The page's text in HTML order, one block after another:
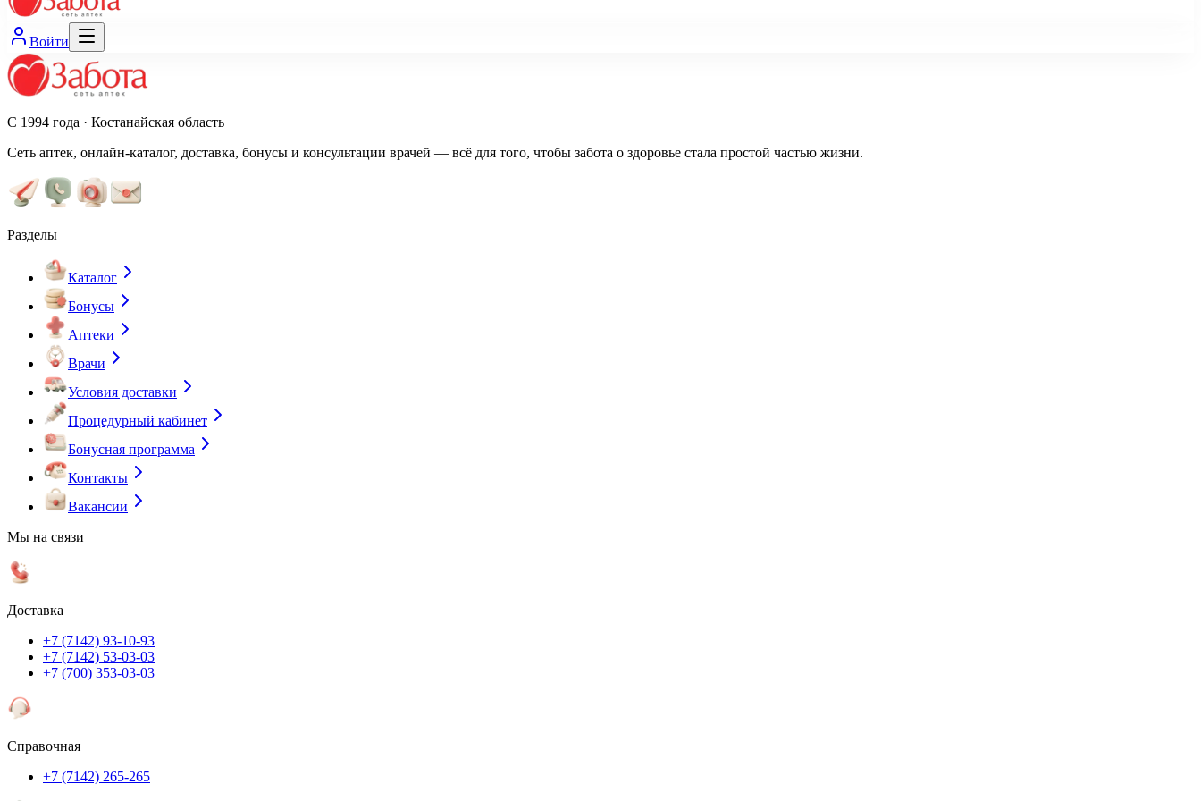
Войти
С 1994 года · Костанайская область
Сеть аптек, онлайн-каталог, доставка, бонусы и консультации врачей — всё для того, чтобы забота о здоровье стала простой частью жизни.
Разделы
Каталог
Бонусы
Аптеки
Врачи
Условия доставки
Процедурный кабинет
Бонусная программа
Контакты
Вакансии
Мы на связи
Доставка
+7 (7142) 93-10-93
+7 (7142) 53-03-03
+7 (700) 353-03-03
Справочная
+7 (7142) 265-265